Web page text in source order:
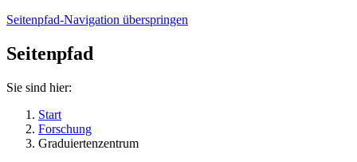
Seitenpfad-Navigation überspringen
Seitenpfad
Sie sind hier:
Start
Forschung
Graduiertenzentrum